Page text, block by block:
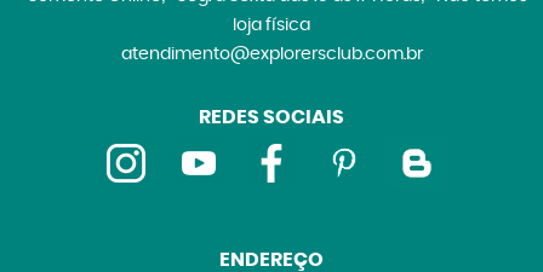
loja física
atendimento@explorersclub.com.br
REDES SOCIAIS
ENDEREÇO